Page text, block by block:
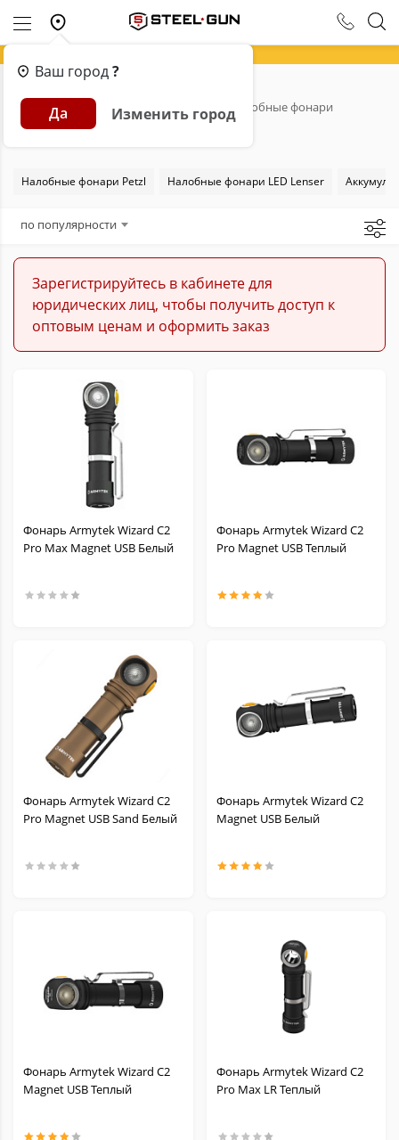
Ваш город?
Да Изменить город
Главная Каталог Налобные фонари
Налобные фонари
Налобные фонари Petzl Налобные фонари LED Lenser
по популярности
Зарегистрируйтесь в кабинете для
юридических лиц, чтобы получить доступ к
оптовым ценам и оформить заказ
Фонарь Armytek Wizard C2
Pro Max Magnet USB Белый
Фонарь Armytek Wizard C2
Pro Magnet USB Теплый
Фонарь Armytek Wizard C2
Pro Magnet USB Sand Белый
Фонарь Armytek Wizard C2
Magnet USB Белый
Фонарь Armytek Wizard C2
Magnet USB Теплый
Фонарь Armytek Wizard C2
Pro Max LR Теплый